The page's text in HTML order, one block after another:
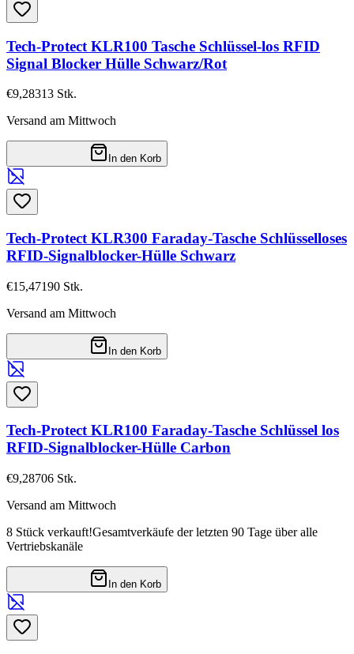
Tech-Protect KLR100 Tasche Schlüssel-los RFID
Signal Blocker Hülle Schwarz/Rot
€9,28313 Stk.
Versand am Mittwoch
In den Korb
Tech-Protect KLR300 Faraday-Tasche Schlüsselloses
RFID-Signalblocker-Hülle Schwarz
€15,47190 Stk.
Versand am Mittwoch
In den Korb
Tech-Protect KLR100 Faraday-Tasche Schlüssel los
RFID-Signalblocker-Hülle Carbon
€9,28706 Stk.
Versand am Mittwoch
8 Stück verkauft!Gesamtverkäufe der letzten 90 Tage über alle
Vertriebskanäle
In den Korb